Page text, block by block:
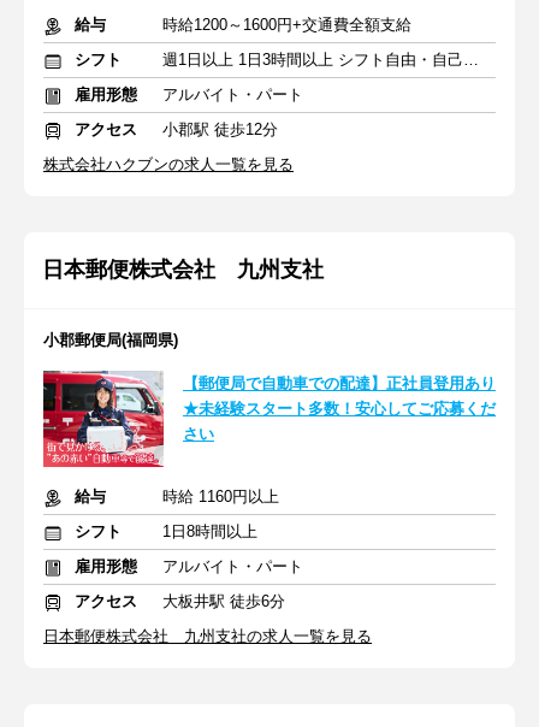
給与
時給1200～1600円+交通費全額支給
シフト
週1日以上 1日3時間以上 シフト自由・自己申告
雇用形態
アルバイト・パート
アクセス
小郡駅 徒歩12分
株式会社ハクブンの求人一覧を見る
日本郵便株式会社 九州支社
小郡郵便局(福岡県)
【郵便局で自動車での配達】正社員登用あり
★未経験スタート多数！安心してご応募くだ
さい
給与
時給 1160円以上
シフト
1日8時間以上
雇用形態
アルバイト・パート
アクセス
大板井駅 徒歩6分
日本郵便株式会社 九州支社の求人一覧を見る